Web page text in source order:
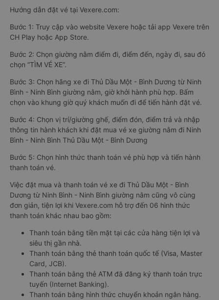
Hướng dẫn đặt vé tại Vexere.com:
Bước 1: Truy cập vào website Vexere hoặc tải app Vexere trên
CH Play hoặc App Store.
Bước 2: Chọn giường nằm điểm đi, điểm đến, ngày đi, sau đó
chọn “TÌM VÉ XE”.
Bước 3: Chọn hãng xe đi Thủ Dầu Một - Bình Dương từ Ninh
Bình - Ninh Bình giường nằm, giờ khởi hành phù hợp. Bấm
chọn vào khung giờ quý khách muốn đi để tiến hành đặt vé.
Bước 4: Chọn vị trí/giường ghế, điểm đón, điểm trả và nhập
thông tin hành khách khi đặt mua vé xe giường nằm đi Ninh
Bình - Ninh Bình Thủ Dầu Một - Bình Dương
Bước 5: Chọn hình thức thanh toán vé phù hợp và tiến hành
thanh toán vé.
Việc đặt mua và thanh toán vé xe đi Thủ Dầu Một - Bình
Dương từ Ninh Bình - Ninh Bình giường nằm cũng vô cùng
đơn giản, tiện lợi khi Vexere.com hỗ trợ đến 06 hình thức
thanh toán khác nhau bao gồm:
Thanh toán bằng tiền mặt tại các cửa hàng tiện lợi và
siêu thị gần nhà.
Thanh toán bằng thẻ thanh toán quốc tế (Visa, Master
Card, JCB).
Thanh toán bằng thẻ ATM đã đăng ký thanh toán trực
tuyến (Internet Banking).
Thanh toán bằng hình thức chuyển khoản ngân hàng.